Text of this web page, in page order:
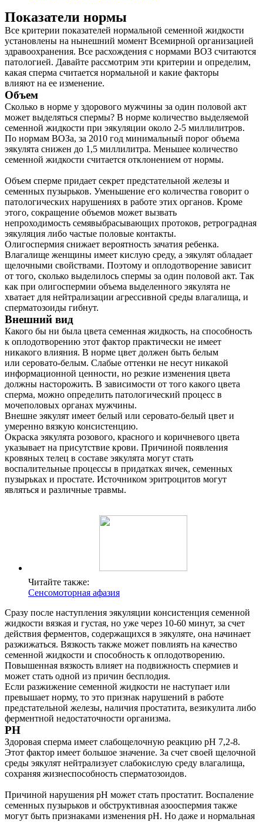
О нас
Услуги
Акции
Отзывы
Статьи
Контакты
Показатели нормы
Все критерии показателей нормальной семенной жидкости
установлены на нынешний момент Всемирной организацией
здравоохранения. Все расхождения с нормами ВОЗ считаются
патологией. Давайте рассмотрим эти критерии и определим,
какая сперма считается нормальной и какие факторы
влияют на ее изменение.
Объем
Сколько в норме у здорового мужчины за один половой акт
может выделяться спермы? В норме количество выделяемой
семенной жидкости при эякуляции около 2-5 миллилитров.
По нормам ВОЗа, за 2010 год минимальный порог объема
эякулята снижен до 1,5 миллилитра. Меньшее количество
семенной жидкости считается отклонением от нормы.
Объем сперме придает секрет предстательной железы и
семенных пузырьков. Уменьшение его количества говорит о
патологических нарушениях в работе этих органов. Кроме
этого, сокращение объемов может вызвать
непроходимость семявыбрасывающих протоков, ретроградная
эякуляция либо частые половые контакты.
Олигоспермия снижает вероятность зачатия ребенка.
Влагалище женщины имеет кислую среду, а эякулят обладает
щелочными свойствами. Поэтому и оплодотворение зависит
от того, сколько выделилось спермы за один половой акт. Так
как при олигоспермии объема выделенного эякулята не
хватает для нейтрализации агрессивной среды влагалища, и
сперматозоиды гибнут.
Внешний вид
Какого бы ни была цвета семенная жидкость, на способность
к оплодотворению этот фактор практически не имеет
никакого влияния. В норме цвет должен быть белым
или серовато-белым. Слабые оттенки не несут никакой
информационной ценности, но резкие изменения цвета
должны насторожить. В зависимости от того какого цвета
сперма, можно определить патологический процесс в
мочеполовых органах мужчины.
Внешне эякулят имеет белый или серовато-белый цвет и
умеренно вязкую консистенцию.
Окраска эякулята розового, красного и коричневого цвета
указывает на присутствие крови. Причиной появления
кровяных телец в составе эякулята могут стать
воспалительные процессы в придатках яичек, семенных
пузырьках и простате. Источником эритроцитов могут
являться и различные травмы.
Читайте также:
Сенсомоторная афазия
Сразу после наступления эякуляции консистенция семенной
жидкости вязкая и густая, но уже через 10-60 минут, за счет
действия ферментов, содержащихся в эякуляте, она начинает
разжижаться. Вязкость также может повлиять на качество
семенной жидкости и способность к оплодотворению.
Повышенная вязкость влияет на подвижность спермиев и
может стать одной из причин бесплодия.
Если разжижение семенной жидкости не наступает или
превышает норму, то это признак нарушений в работе
предстательной железы, наличия простатита, везикулита либо
ферментной недостаточности организма.
РH
Здоровая сперма имеет слабощелочную реакцию pH 7,2-8.
Этот фактор имеет большое значение. За счет своей щелочной
среды эякулят нейтрализует слабокислую среду влагалища,
сохраняя жизнеспособность сперматозоидов.
Причиной нарушения pH может стать простатит. Воспаление
семенных пузырьков и обструктивная азооспермия также
могут быть признаками изменения pH. Но даже и нормальная